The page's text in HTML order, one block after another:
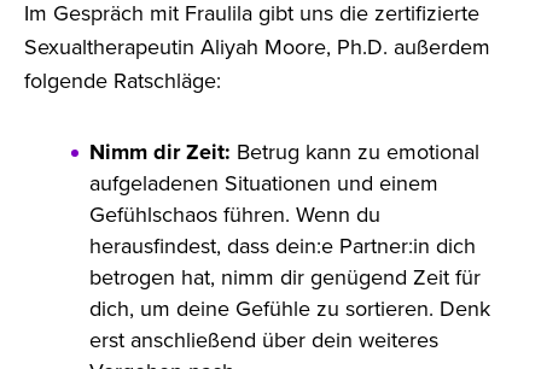
Im Gespräch mit Fraulila gibt uns die zertifizierte
Sexualtherapeutin Aliyah Moore, Ph.D. außerdem
folgende Ratschläge:
Nimm dir Zeit: Betrug kann zu emotional
aufgeladenen Situationen und einem
Gefühlschaos führen. Wenn du
herausfindest, dass dein:e Partner:in dich
betrogen hat, nimm dir genügend Zeit für
dich, um deine Gefühle zu sortieren. Denk
erst anschließend über dein weiteres